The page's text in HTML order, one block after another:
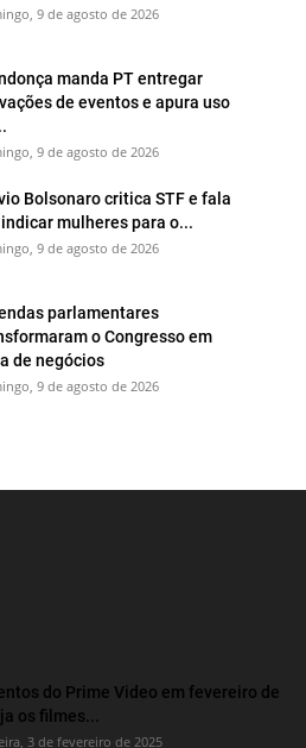
9 de agosto de 2026
manda PT entregar
de eventos e apura uso
9 de agosto de 2026
Bolsonaro critica STF e fala
mulheres para o...
9 de agosto de 2026
parlamentares
o Congresso em
de negócios
9 de agosto de 2026
do Prime Video em fevereiro de
os filmes...
3 de fevereiro de 2025